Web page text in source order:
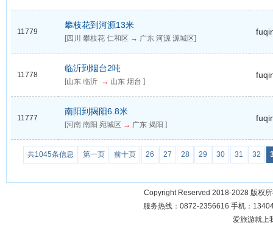
11779
攀枝花到河源13米
[四川 攀枝花 仁和区 → 广东 河源 源城区]
11778
临沂到烟台2吨
[山东 临沂 → 山东 烟台 ]
11777
南阳到揭阳6.8米
[河南 南阳 宛城区 → 广东 揭阳 ]
共1045条信息 第一页 前十页 26 27 28 29 30 31 32
Copyright Reserved 2018-2028 版权
服务热线：0872-2356616 手机：
爱旅游就上